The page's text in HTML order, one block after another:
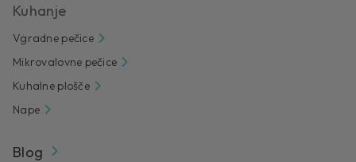
Kuhanje
Vgradne pečice
Mikrovalovne pečice
Kuhalne plošče
Nape
Blog